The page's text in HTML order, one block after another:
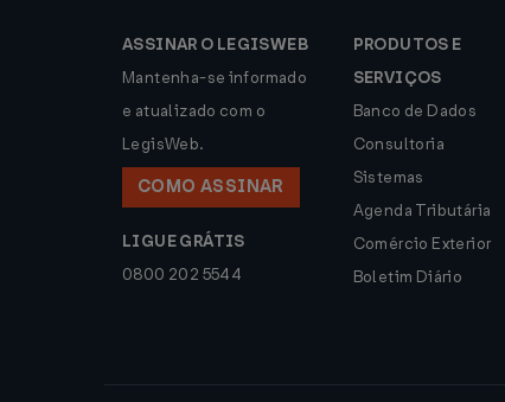
ASSINAR O LEGISWEB
Mantenha-se informado
e atualizado com o
LegisWeb.
COMO ASSINAR
LIGUE GRÁTIS
0800 202 5544
PRODUTOS E
SERVIÇOS
Banco de Dados
Consultoria
Sistemas
Agenda Tributária
Comércio Exterior
Boletim Diário